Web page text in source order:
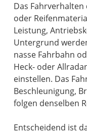
Das
oder
Leistung,
Untergrund
nasse Fahrbahn
Heck- oder
einstellen. Das
Beschleunigung,
folgen denselben
Entscheidend ist